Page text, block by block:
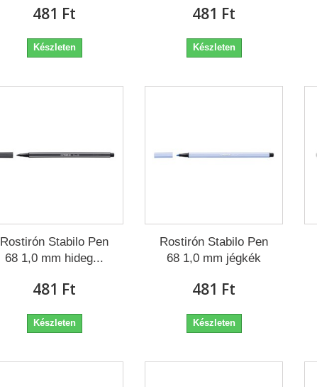
481 Ft‎
Készleten
481 Ft‎
Készleten
Rostirón Stabilo Pen
68 1,0 mm hideg...
481 Ft‎
Készleten
Rostirón Stabilo Pen
68 1,0 mm jégkék
481 Ft‎
Készleten